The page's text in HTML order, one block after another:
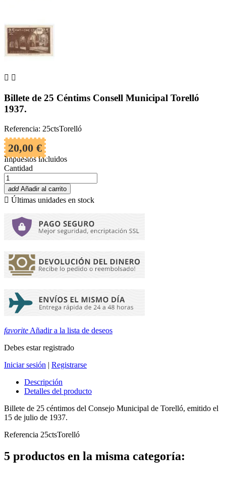
 
Billete de 25 Céntims Consell Municipal Torelló
1937.
Referencia: 25ctsTorelló
20,00 €
Impuestos incluidos
Cantidad
add Añadir al carrito
 Últimas unidades en stock
favorite Añadir a la lista de deseos
Debes estar registrado
Iniciar sesión | Registrarse
Descripción
Detalles del producto
Billete de 25 céntimos del Consejo Municipal de Torelló, emitido el
15 de julio de 1937.
Referencia 25ctsTorelló
5 productos en la misma categoría: